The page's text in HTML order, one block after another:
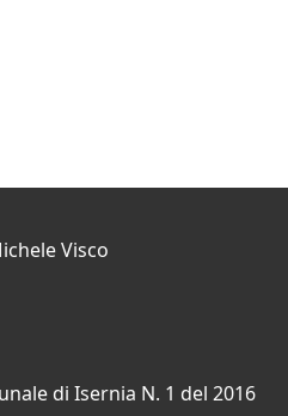
Visco
di Isernia N. 1 del 2016